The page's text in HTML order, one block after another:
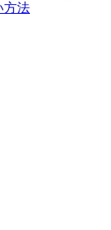
方法